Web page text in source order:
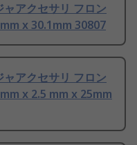
アクセサリ フロン
x 30.1mm 30807
アクセサリ フロン
x 2.5 mm x 25mm